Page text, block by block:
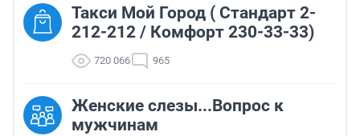
Такси Мой Город ( Стандарт 2-
212-212 / Комфорт 230-33-33)
720 066 965
Женские слезы...Вопрос к
мужчинам